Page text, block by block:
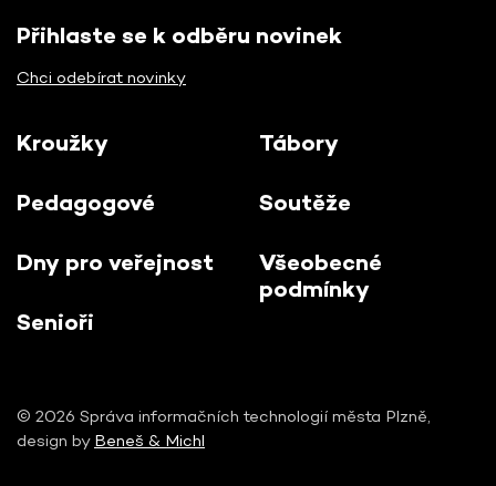
Přihlaste se k odběru novinek
Chci odebírat novinky
Kroužky
Pedagogové
Dny pro veřejnost
Senioři
Tábory
Soutěže
Všeobecné
podmínky
© 2026 Správa informačních technologií města Plzně,
design by Beneš & Michl